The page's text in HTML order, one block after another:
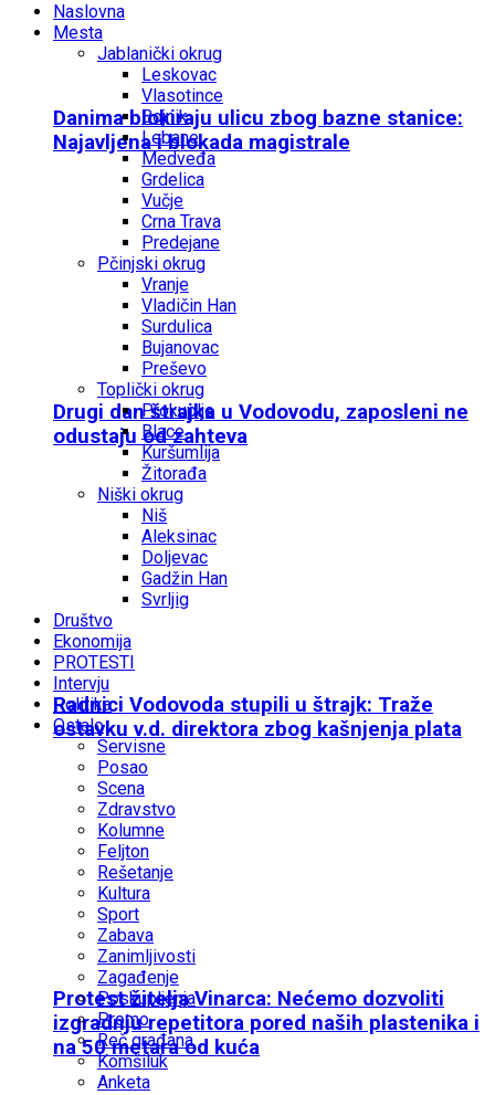
Danima blokiraju ulicu zbog bazne stanice:
Najavljena i blokada magistrale
Drugi dan štrajka u Vodovodu, zaposleni ne
odustaju od zahteva
Radnici Vodovoda stupili u štrajk: Traže
ostavku v.d. direktora zbog kašnjenja plata
Protest žitelja Vinarca: Nećemo dozvoliti
izgradnju repetitora pored naših plastenika i
na 50 metara od kuća
Naslovna
Mesta
Jablanički okrug
Leskovac
Vlasotince
Bojnik
Lebane
Medveđa
Grdelica
Vučje
Crna Trava
Predejane
Pčinjski okrug
Vranje
Vladičin Han
Surdulica
Bujanovac
Preševo
Toplički okrug
Prokuplje
Blace
Kuršumlija
Žitorađa
Niški okrug
Niš
Aleksinac
Doljevac
Gadžin Han
Svrljig
Društvo
Ekonomija
PROTESTI
Intervju
Politika
Ostalo
Servisne
Posao
Scena
Zdravstvo
Kolumne
Feljton
Rešetanje
Kultura
Sport
Zabava
Zanimljivosti
Zagađenje
Poskupljenja
Promo
Reč građana
Komšiluk
Anketa